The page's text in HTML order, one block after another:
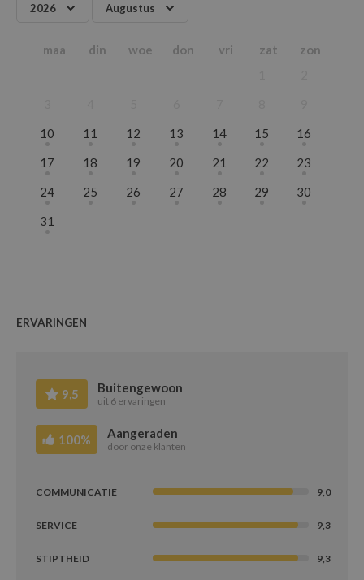
2026 Augustus
Juli
Augustus
maa din woe don vri zat
zon
10
11 12 13 14 15
16
17
18 19 20 21 22
23
24
25 26 27 28 29
30
31
ERVARINGEN
9,5 Buitengewoon
uit 6 ervaringen
100% Aangeraden
door onze klanten
COMMUNICATIE 9,0
SERVICE 9,3
STIPTHEID 9,3